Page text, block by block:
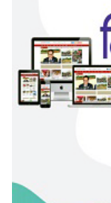
সচিব) কে.এম
(অতিরিক্ত